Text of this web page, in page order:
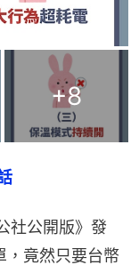
+8
社公開版》發
，竟然只要台幣